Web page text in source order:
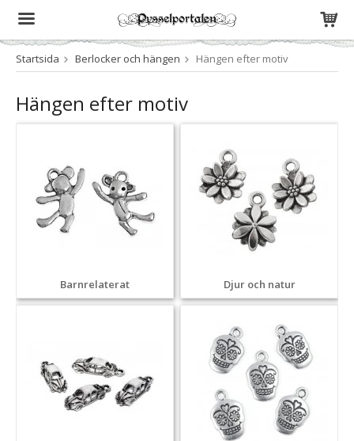
Produkten har blivit tillagd i varukorgen
Startsida Berlocker och hängen Hängen efter motiv
Hängen efter motiv
Barnrelaterat Djur och natur